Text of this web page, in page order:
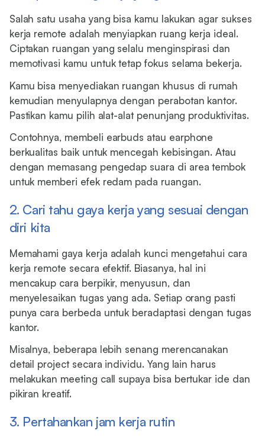
Salah satu usaha yang bisa kamu lakukan agar sukses
kerja remote adalah menyiapkan ruang kerja ideal.
Ciptakan ruangan yang selalu menginspirasi dan
memotivasi kamu untuk tetap fokus selama bekerja.
Kamu bisa menyediakan ruangan khusus di rumah
kemudian menyulapnya dengan perabotan kantor.
Pastikan kamu pilih alat-alat penunjang produktivitas.
Contohnya, membeli earbuds atau earphone
berkualitas baik untuk mencegah kebisingan. Atau
dengan memasang pengedap suara di area tembok
untuk memberi efek redam pada ruangan.
2. Cari tahu gaya kerja yang sesuai dengan
diri kita
Memahami gaya kerja adalah kunci mengetahui cara
kerja remote secara efektif. Biasanya, hal ini
mencakup cara berpikir, menyusun, dan
menyelesaikan tugas yang ada. Setiap orang pasti
punya cara berbeda untuk beradaptasi dengan tugas
kantor.
Misalnya, beberapa lebih senang merencanakan
detail project secara individu. Yang lain harus
melakukan meeting call supaya bisa bertukar ide dan
pikiran kreatif.
3. Pertahankan jam kerja rutin